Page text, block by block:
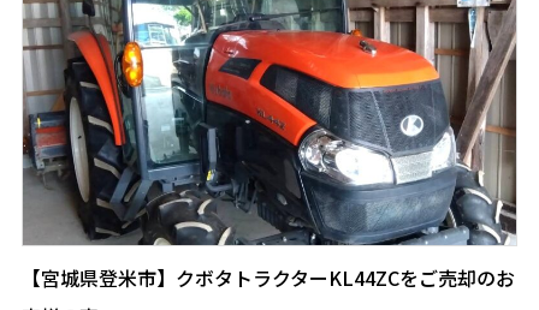
【宮城県登米市】クボタトラクターKL44ZCをご売却のお